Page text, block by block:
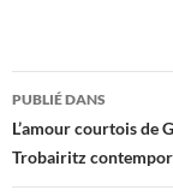
Navigation
des
articles
PUBLIÉ DANS
L’amour courtois de
Trobairitz